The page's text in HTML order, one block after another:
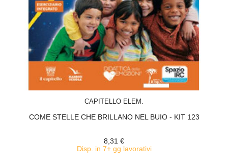
CAPITELLO ELEM.
COME STELLE CHE BRILLANO NEL BUIO - KIT 123
8,31 €
Disp. in 7+ gg lavorativi